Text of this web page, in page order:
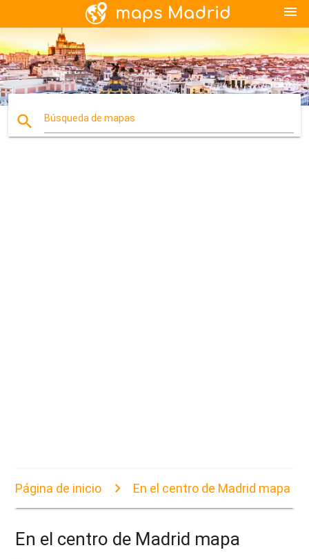
menu
search Búsqueda de mapas
Página de inicio En el centro de Madrid mapa
En el centro de Madrid mapa